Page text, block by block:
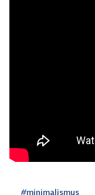
#minimalismus